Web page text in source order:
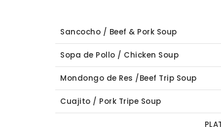
Sancocho / Beef & Pork Soup
Sopa de Pollo / Chicken Soup
Mondongo de Res /Beef Trip Soup
Cuajito / Pork Tripe Soup
PLATILLOS--